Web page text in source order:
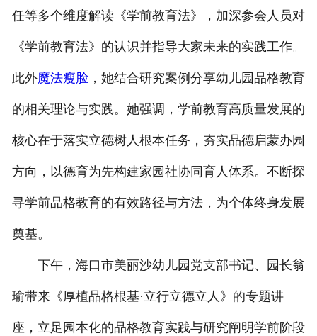
任等多个维度解读《学前教育法》，加深参会人员对
《学前教育法》的认识并指导大家未来的实践工作。
此外魔法瘦脸 ，她结合研究案例分享幼儿园品格教育
的相关理论与实践。她强调，学前教育高质量发展的
核心在于落实立德树人根本任务，夯实品德启蒙办园
方向，以德育为先构建家园社协同育人体系。不断探
寻学前品格教育的有效路径与方法，为个体终身发展
奠基。
下午，海口市美丽沙幼儿园党支部书记、园长翁
瑜带来《厚植品格根基·立行立德立人》的专题讲
座，立足园本化的品格教育实践与研究阐明学前阶段